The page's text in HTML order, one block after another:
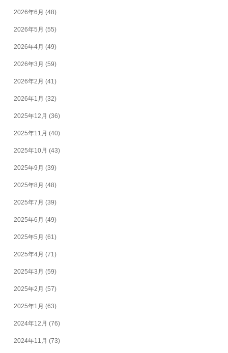
2026年6月 (48)
2026年5月 (55)
2026年4月 (49)
2026年3月 (59)
2026年2月 (41)
2026年1月 (32)
2025年12月 (36)
2025年11月 (40)
2025年10月 (43)
2025年9月 (39)
2025年8月 (48)
2025年7月 (39)
2025年6月 (49)
2025年5月 (61)
2025年4月 (71)
2025年3月 (59)
2025年2月 (57)
2025年1月 (63)
2024年12月 (76)
2024年11月 (73)